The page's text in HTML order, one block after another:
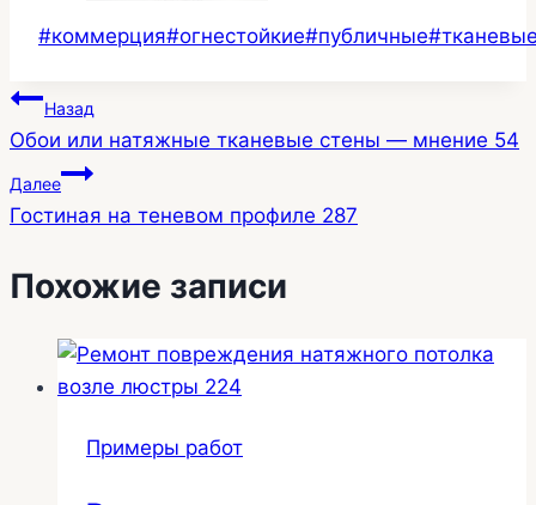
Метки
#коммерция#огнестойкие#публичные#
Навигация
по
записям
Назад
Обои или натяжные тканевые стены — мнение 54
Далее
Гостиная на теневом профиле 287
Похожие записи
Примеры работ